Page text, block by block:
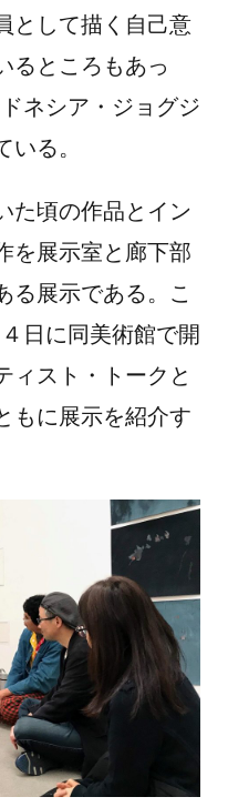
として描く自己意
るところもあっ
ネシア・ジョグジ
る。
た頃の作品とイン
を展示室と廊下部
る展示である。こ
日に同美術館で開
ィスト・トークと
もに展示を紹介す